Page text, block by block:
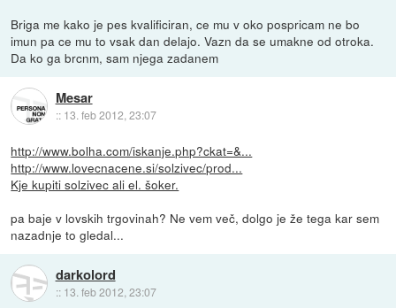
Briga me kako je pes kvalificiran, ce mu v oko pospricam ne bo
imun pa ce mu to vsak dan delajo. Vazn da se umakne od otroka.
Da ko ga brcnm, sam njega zadanem
Mesar
:: 13. feb 2012, 23:07
http://www.bolha.com/iskanje.php?ckat=&...
http://www.lovecnacene.si/solzivec/prod...
Kje kupiti solzivec ali el. šoker.
pa baje v lovskih trgovinah? Ne vem več, dolgo je že tega kar sem
nazadnje to gledal...
darkolord
:: 13. feb 2012, 23:07